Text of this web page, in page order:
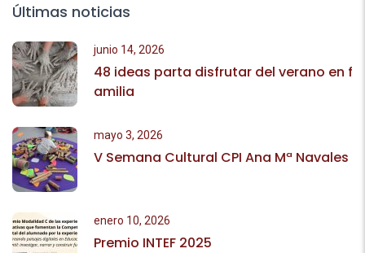
Últimas noticias
junio 14, 2026
48 ideas parta disfrutar del verano en f
amilia
mayo 3, 2026
V Semana Cultural CPI Ana Mª Navales
enero 10, 2026
Premio INTEF 2025